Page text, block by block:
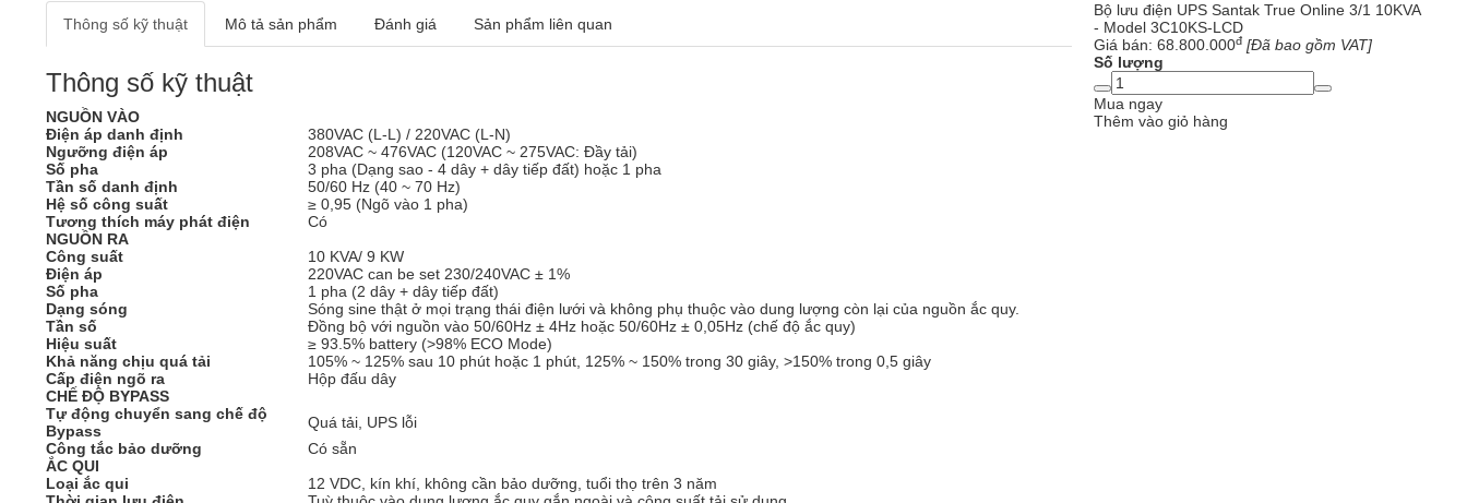
Thông số kỹ thuật Mô tả sản phẩm Đánh giá Sản phẩm liên quan
Thông số kỹ thuật
NGUỒN VÀO
Điện áp danh định
380VAC (L-L) / 220VAC (L-N)
Ngưỡng điện áp
208VAC ~ 476VAC (120VAC ~ 275VAC: Đầy tải)
Số pha
3 pha (Dạng sao - 4 dây + dây tiếp đất) hoặc 1 pha
Tần số danh định
50/60 Hz (40 ~ 70 Hz)
Hệ số công suất
≥ 0,95 (Ngõ vào 1 pha)
Tương thích máy phát điện
Có
NGUỒN RA
Công suất
10 KVA/ 9 KW
Điện áp
220VAC can be set 230/240VAC ± 1%
Số pha
1 pha (2 dây + dây tiếp đất)
Dạng sóng
Sóng sine thật ở mọi trạng thái điện lưới và không phụ thuộc vào dung lượng còn lại của nguồn ắc quy.
Tần số
Đồng bộ với nguồn vào 50/60Hz ± 4Hz hoặc 50/60Hz ± 0,05Hz (chế độ ắc quy)
Hiệu suất
≥ 93.5% battery (>98% ECO Mode)
Khả năng chịu quá tải
105% ~ 125% sau 10 phút hoặc 1 phút, 125% ~ 150% trong 30 giây, >150% trong 0,5 giây
Cấp điện ngõ ra
Hộp đấu dây
CHẾ ĐỘ BYPASS
Tự động chuyển sang chế độ
Bypass
Quá tải, UPS lỗi
Công tắc bảo dưỡng
Có sẵn
ẮC QUI
Loại ắc qui
12 VDC, kín khí, không cần bảo dưỡng, tuổi thọ trên 3 năm
Bộ lưu điện UPS Santak True Online 3/1 10KVA
- Model 3C10KS-LCD
Giá bán: 68.800.000đ [Đã bao gồm VAT]
Số lượng
Mua ngay
Thêm vào giỏ hàng